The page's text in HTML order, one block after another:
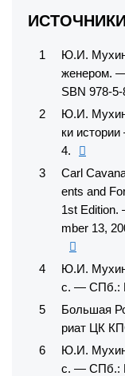
ИСТОЧНИКИ
Ю.И.
женером.
SBN 978-
Ю.И.
ки
4.
Carl
ents and
1st
mber 13,
Ю.И.
с. — СПб.:
Большая
риат ЦК
Ю.И.
с. — СПб.: